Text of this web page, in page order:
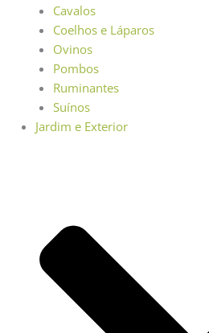
Cavalos
Coelhos e Láparos
Ovinos
Pombos
Ruminantes
Suínos
Jardim e Exterior